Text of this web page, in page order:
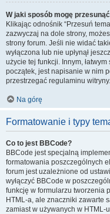
W jaki sposób mogę
Klikając odnośnik “Przesuń
zazwyczaj na dole strony,
strony forum. Jeśli nie widać
wyłączona lub nie upłynął
użycie tej funkcji. Innym,
początek, jest napisanie w nim
przestrzegać regulaminu witryny.
Na górę
Formatowanie i typy
Co to jest BBCode?
BBCode jest specjalną
formatowania poszczególnych
forum jest uzależnione od
wyłączyć BBCode w
funkcję w formularzu tworzenia
HTML-a, ale znaczniki zawarte
zamiast w używanych w HTML-